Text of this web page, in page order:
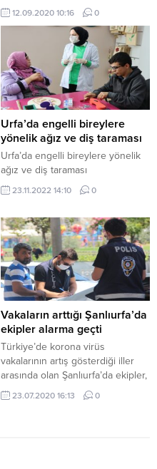
gelen trafik kazasında 7 kişi
yaralandı.
12.09.2020 10:16 0
Urfa’da engelli bireylere
yönelik ağız ve diş taraması
Urfa’da engelli bireylere yönelik
ağız ve diş taraması
23.11.2022 14:10 0
Vakaların arttığı Şanlıurfa’da
ekipler alarma geçti
Türkiye’de korona virüs
vakalarının artış gösterdiği iller
arasında olan Şanlıurfa’da ekipler,
sosyal mesafe kuralına uymayıp
maske takmayanlara ceza
23.07.2020 16:13 0